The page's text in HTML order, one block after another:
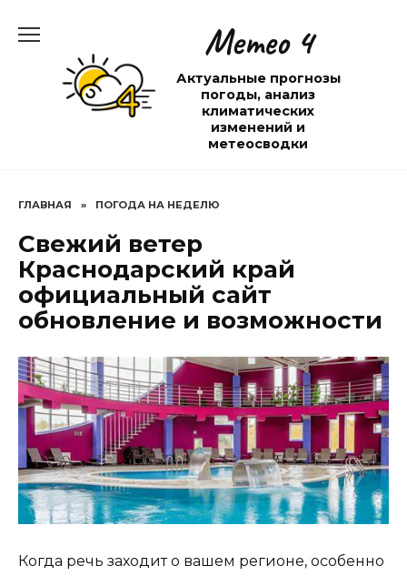
содержанию
Метео 4
Актуальные прогнозы
погоды, анализ
климатических
изменений и
метеосводки
ГЛАВНАЯ » ПОГОДА НА НЕДЕЛЮ
Свежий ветер
Краснодарский край
официальный сайт
обновление и возможности
Когда речь заходит о вашем регионе, особенно